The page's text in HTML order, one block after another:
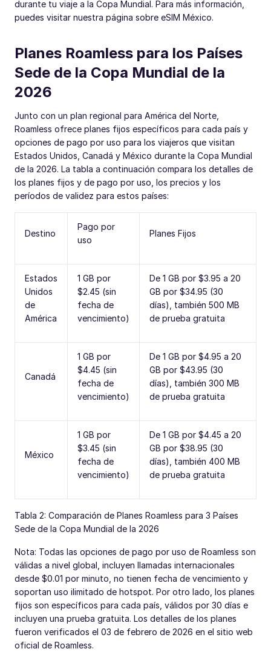
durante tu viaje a la Copa Mundial. Para más información,
puedes visitar nuestra página sobre eSIM México.
Planes Roamless para los Países
Sede de la Copa Mundial de la
2026
Junto con un plan regional para América del Norte,
Roamless ofrece planes fijos específicos para cada país y
opciones de pago por uso para los viajeros que visitan
Estados Unidos, Canadá y México durante la Copa Mundial
de la 2026. La tabla a continuación compara los detalles de
los planes fijos y de pago por uso, los precios y los
períodos de validez para estos países:
Destino
Pago por
uso
Planes Fijos
Estados
Unidos
de
América
1 GB por
$2.45 (sin
fecha de
vencimiento)
De 1 GB por $3.95 a 20
GB por $34.95 (30
días), también 500 MB
de prueba gratuita
Canadá
1 GB por
$4.45 (sin
fecha de
vencimiento)
De 1 GB por $4.95 a 20
GB por $43.95 (30
días), también 300 MB
de prueba gratuita
México
1 GB por
$3.45 (sin
fecha de
vencimiento)
De 1 GB por $4.45 a 20
GB por $38.95 (30
días), también 400 MB
de prueba gratuita
Tabla 2: Comparación de Planes Roamless para 3 Países
Sede de la Copa Mundial de la 2026
Nota: Todas las opciones de pago por uso de Roamless son
válidas a nivel global, incluyen llamadas internacionales
desde $0.01 por minuto, no tienen fecha de vencimiento y
soportan uso ilimitado de hotspot. Por otro lado, los planes
fijos son específicos para cada país, válidos por 30 días e
incluyen una prueba gratuita. Los detalles de los planes
fueron verificados el 03 de febrero de 2026 en el sitio web
oficial de Roamless.